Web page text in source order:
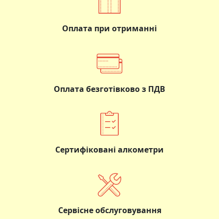
Оплата при отриманні
Оплата безготівково з ПДВ
Сертифіковані алкометри
Сервісне обслуговування